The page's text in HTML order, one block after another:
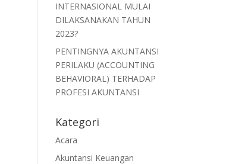
INTERNASIONAL MULAI
DILAKSANAKAN TAHUN
2023?
PENTINGNYA AKUNTANSI
PERILAKU (ACCOUNTING
BEHAVIORAL) TERHADAP
PROFESI AKUNTANSI
Kategori
Acara
Akuntansi Keuangan